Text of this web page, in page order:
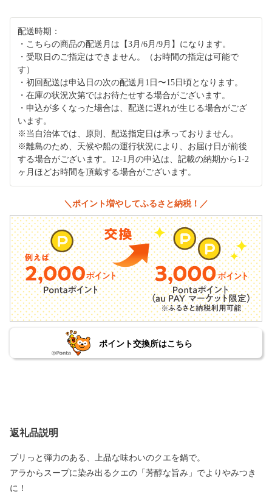
配送時期：
・こちらの商品の配送月は【3月/6月/9月】になります。
・受取日のご指定はできません。（お時間の指定は可能で
す）
・初回配送は申込日の次の配送月1日〜15日頃となります。
・在庫の状況次第ではお待たせする場合がございます。
・申込が多くなった場合は、配送に遅れが生じる場合がござ
います。
※当自治体では、原則、配送指定日は承っておりません。
※離島のため、天候や船の運行状況により、お届け日が前後
する場合がございます。12-1月の申込は、記載の納期から1-2
ヶ月ほどお時間を頂戴する場合がございます。
＼ポイント増やしてふるさと納税！／
ポイント交換所はこちら
返礼品説明
プリっと弾力のある、上品な味わいのクエを鍋で。
アラからスープに染み出るクエの「芳醇な旨み」でよりやみつき
に！